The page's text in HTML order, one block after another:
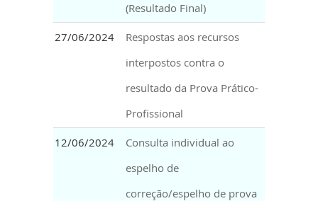
(Resultado Final)
27/06/2024
Respostas aos recursos
interpostos contra o
resultado da Prova Prático-
Profissional
12/06/2024
Consulta individual ao
espelho de
correção/espelho de prova